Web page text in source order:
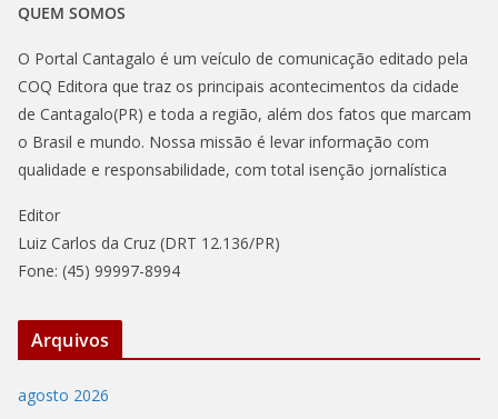
QUEM SOMOS
O Portal Cantagalo é um veículo de comunicação editado pela
COQ Editora que traz os principais acontecimentos da cidade
de Cantagalo(PR) e toda a região, além dos fatos que marcam
o Brasil e mundo. Nossa missão é levar informação com
qualidade e responsabilidade, com total isenção jornalística
Editor
Luiz Carlos da Cruz (DRT 12.136/PR)
Fone: (45) 99997-8994
Arquivos
agosto 2026